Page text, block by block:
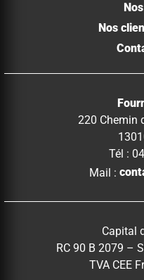
Nos
220 Chemin
Tél :
Mail :
Capital
RC 90 B 2079 –
TVA CEE